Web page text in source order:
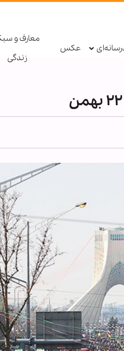
عکس
معارف و
زندگی